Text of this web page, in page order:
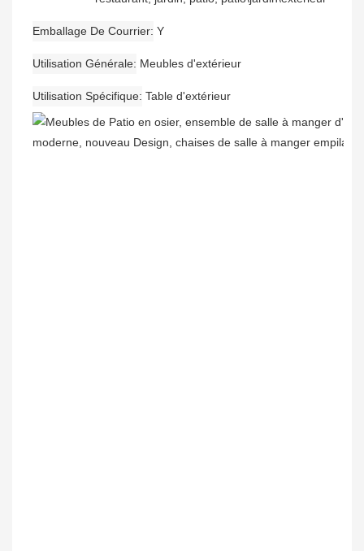
Emballage De Courrier Y
Utilisation Générale Meubles d'extérieur
Utilisation Spécifique Table d'extérieur